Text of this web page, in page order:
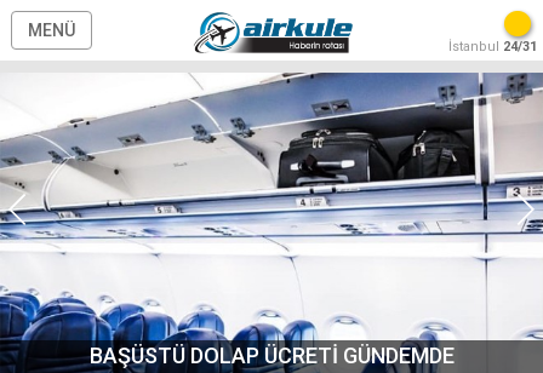
MENÜ
İstanbul 24/31
BAŞÜSTÜ DOLAP ÜCRETİ GÜNDEMDE